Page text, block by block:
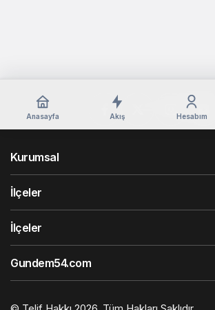
Anasayfa Akış Hesabım
Kurumsal
İlçeler
İlçeler
Gundem54.com